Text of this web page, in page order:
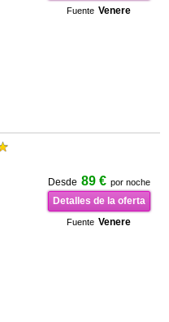
Fuente Venere
Desde 89 € por noche
Detalles de la oferta
Fuente Venere